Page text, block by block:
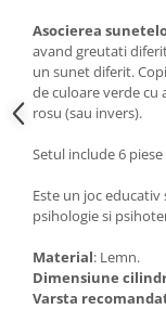
Asocierea
avand greutati
un sunet diferit.
de culoare verde cu
rosu (sau invers).
Setul include 6
Este un joc
psihologie si
Material: Lemn.
Dimensiune
Varsta